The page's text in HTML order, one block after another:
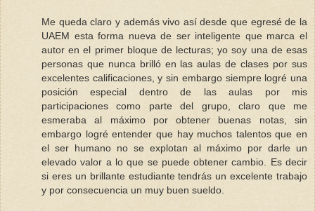
Me queda claro y además vivo así desde que egresé de la
UAEM esta forma nueva de ser inteligente que marca el
autor en el primer bloque de lecturas; yo soy una de esas
personas que nunca brilló en las aulas de clases por sus
excelentes calificaciones, y sin embargo siempre logré una
posición especial dentro de las aulas por mis
participaciones como parte del grupo, claro que me
esmeraba al máximo por obtener buenas notas, sin
embargo logré entender que hay muchos talentos que en
el ser humano no se explotan al máximo por darle un
elevado valor a lo que se puede obtener cambio. Es decir
si eres un brillante estudiante tendrás un excelente trabajo
y por consecuencia un muy buen sueldo.